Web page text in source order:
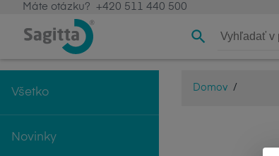
Máte otázku? +420 511 440 500
Všetko
Novinky
Domov /